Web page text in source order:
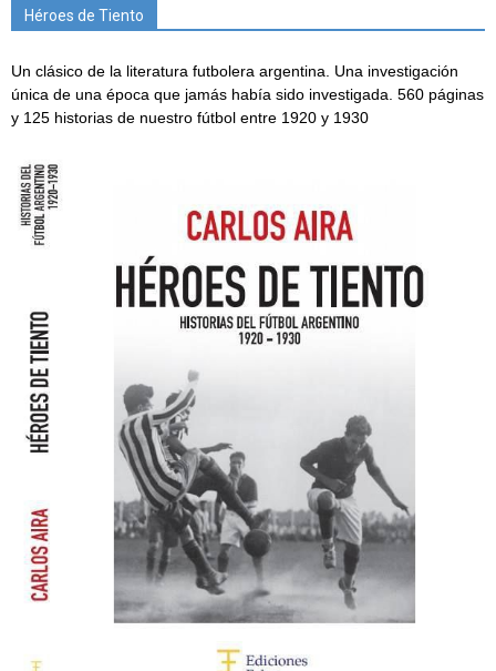
Héroes de Tiento
Un clásico de la literatura futbolera argentina. Una investigación
única de una época que jamás había sido investigada. 560 páginas
y 125 historias de nuestro fútbol entre 1920 y 1930